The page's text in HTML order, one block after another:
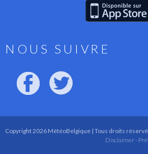
NOUS SUIVRE
Copyright 2026 MétéoBelgique | Tous droits réservé..
Disclaimer -